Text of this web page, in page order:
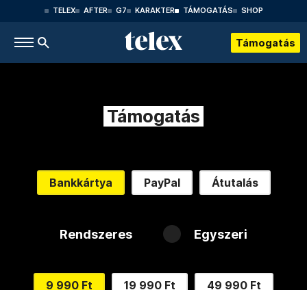
TELEX AFTER G7 KARAKTER TÁMOGATÁS SHOP
Támogatás
Támogatás
Bankkártya PayPal Átutalás
Rendszeres Egyszeri
9 990 Ft 19 990 Ft 49 990 Ft